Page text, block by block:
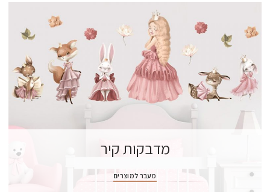
מדבקות קיר
מעבר למוצרים